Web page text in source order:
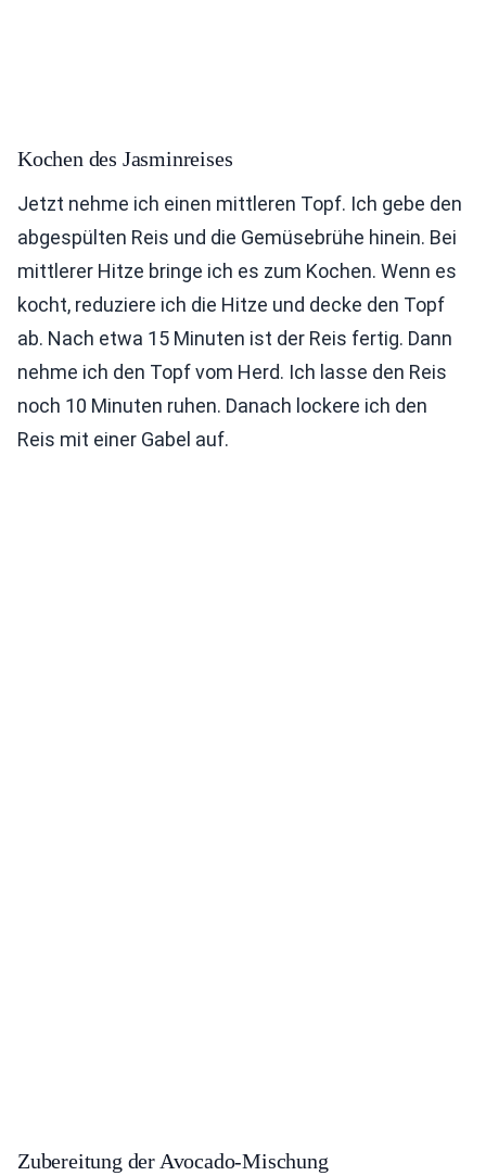
Kochen des Jasminreises
Jetzt nehme ich einen mittleren Topf. Ich gebe den
abgespülten Reis und die Gemüsebrühe hinein. Bei
mittlerer Hitze bringe ich es zum Kochen. Wenn es
kocht, reduziere ich die Hitze und decke den Topf
ab. Nach etwa 15 Minuten ist der Reis fertig. Dann
nehme ich den Topf vom Herd. Ich lasse den Reis
noch 10 Minuten ruhen. Danach lockere ich den
Reis mit einer Gabel auf.
Zubereitung der Avocado-Mischung